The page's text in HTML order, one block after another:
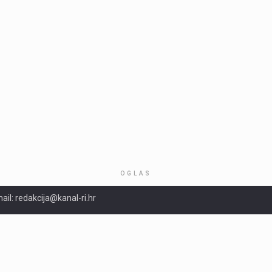
OGLAS
redakcija@kanal-ri.hr